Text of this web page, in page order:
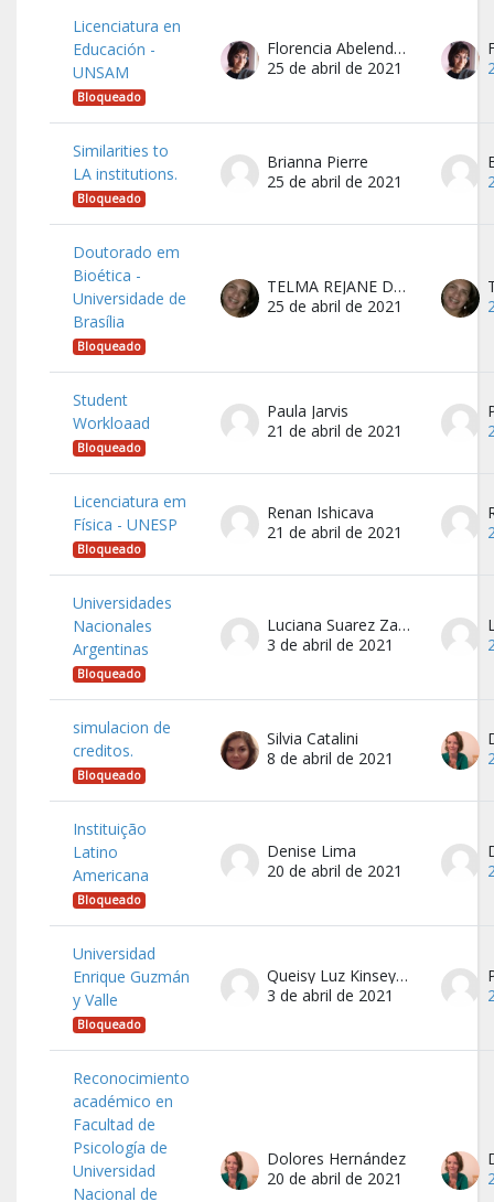
Licenciatura en
Educación -
UNSAM
Bloqueado
Florencia Abelenda Fratini
25 de abril de 2021
Similarities to
LA institutions.
Bloqueado
Brianna Pierre
25 de abril de 2021
Doutorado em
Bioética -
Universidade de
Brasília
Bloqueado
TELMA REJANE DOS SANTOS FACANHA
25 de abril de 2021
Student
Workloaad
Bloqueado
Paula Jarvis
21 de abril de 2021
Licenciatura em
Física - UNESP
Bloqueado
Renan Ishicava
21 de abril de 2021
Universidades
Nacionales
Argentinas
Bloqueado
Luciana Suarez Zapata
3 de abril de 2021
simulacion de
creditos.
Bloqueado
Silvia Catalini
8 de abril de 2021
Instituição
Latino
Americana
Bloqueado
Denise Lima
20 de abril de 2021
Universidad
Enrique Guzmán
y Valle
Bloqueado
Queisy Luz Kinseya Puente Adriano
3 de abril de 2021
Reconocimiento
académico en
Facultad de
Psicología de
Universidad
Nacional de
Dolores Hernández
20 de abril de 2021